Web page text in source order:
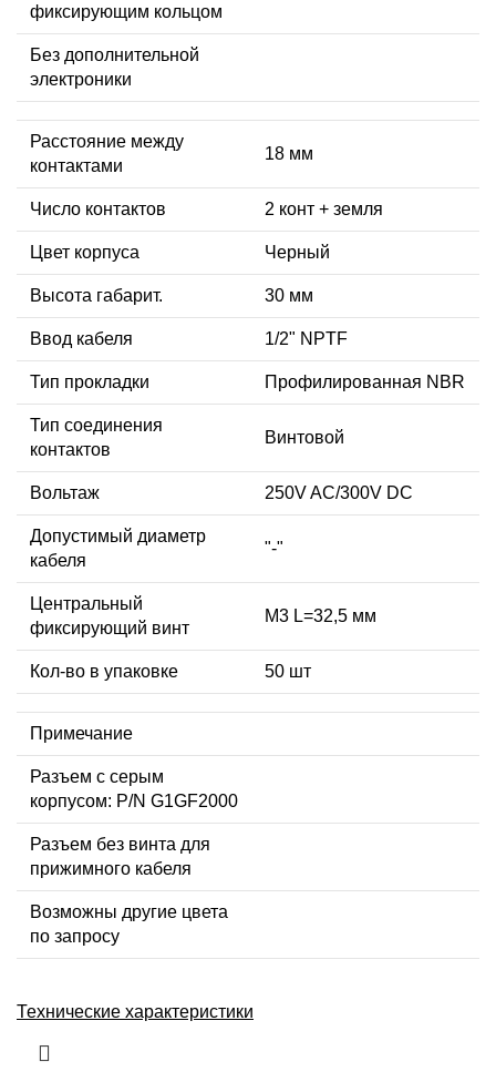
фиксирующим кольцом
Без дополнительной
электроники
Расстояние между
контактами
18 мм
Число контактов 2 конт + земля
Цвет корпуса Черный
Высота габарит. 30 мм
Ввод кабеля 1/2" NPTF
Тип прокладки Профилированная NBR
Тип соединения
контактов
Винтовой
Вольтаж 250V AC/300V DC
Допустимый диаметр
кабеля
"-"
Центральный
фиксирующий винт
М3 L=32,5 мм
Кол-во в упаковке 50 шт
Примечание
Разъем с серым
корпусом: P/N G1GF2000
Разъем без винта для
прижимного кабеля
Возможны другие цвета
по запросу
Технические характеристики